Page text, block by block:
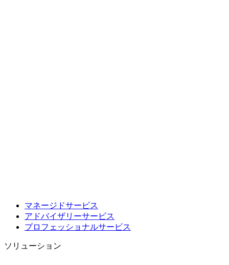
マネージドサービス
アドバイザリーサービス
プロフェッショナルサービス
ソリューション